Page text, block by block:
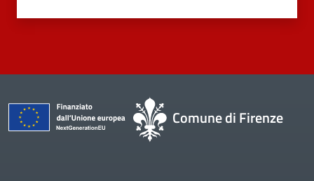
Comune di Firenze